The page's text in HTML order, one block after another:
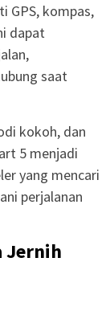
GPS, kompas,
dapat
saat
kokoh, dan
5 menjadi
yang mencari
perjalanan
Jernih